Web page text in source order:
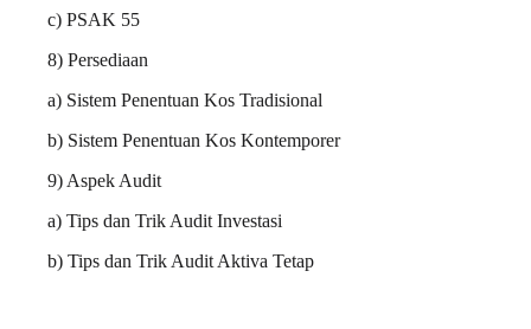
c) PSAK 55
8) Persediaan
a) Sistem Penentuan Kos Tradisional
b) Sistem Penentuan Kos Kontemporer
9) Aspek Audit
a) Tips dan Trik Audit Investasi
b) Tips dan Trik Audit Aktiva Tetap